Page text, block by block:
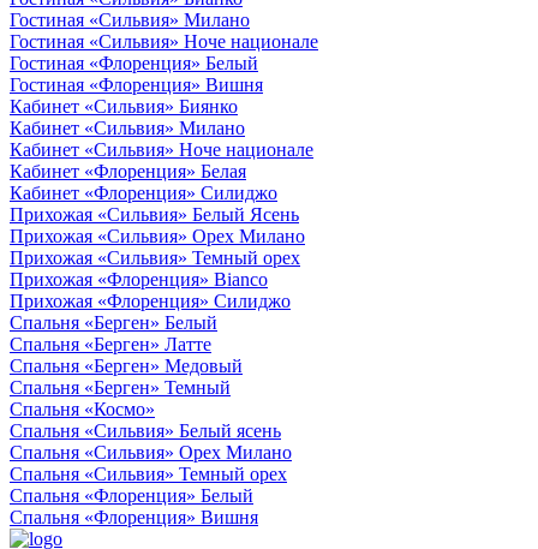
Гостиная «Сильвия» Милано
Гостиная «Сильвия» Ноче национале
Гостиная «Флоренция» Белый
Гостиная «Флоренция» Вишня
Кабинет «Сильвия» Биянко
Кабинет «Сильвия» Милано
Кабинет «Сильвия» Ноче национале
Кабинет «Флоренция» Белая
Кабинет «Флоренция» Силиджо
Прихожая «Сильвия» Белый Ясень
Прихожая «Сильвия» Орех Милано
Прихожая «Сильвия» Темный орех
Прихожая «Флоренция» Bianco
Прихожая «Флоренция» Силиджо
Спальня «Берген» Белый
Спальня «Берген» Латте
Спальня «Берген» Медовый
Спальня «Берген» Темный
Спальня «Космо»
Спальня «Сильвия» Белый ясень
Спальня «Сильвия» Орех Милано
Спальня «Сильвия» Темный орех
Спальня «Флоренция» Белый
Спальня «Флоренция» Вишня